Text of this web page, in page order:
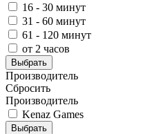
16 - 30 минут
31 - 60 минут
61 - 120 минут
от 2 часов
Выбрать
Производитель
Сбросить
Производитель
Kenaz Games
Выбрать